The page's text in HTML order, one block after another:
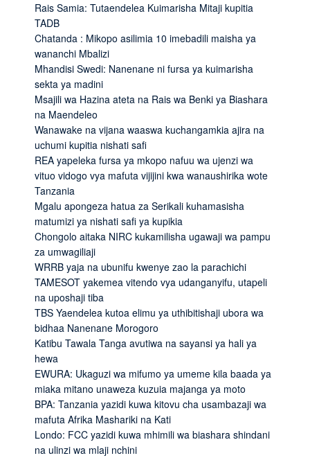
Rais Samia: Tutaendelea Kuimarisha Mitaji kupitia
TADB
Chatanda : Mikopo asilimia 10 imebadili maisha ya
wananchi Mbalizi
Mhandisi Swedi: Nanenane ni fursa ya kuimarisha
sekta ya madini
Msajili wa Hazina ateta na Rais wa Benki ya Biashara
na Maendeleo
Wanawake na vijana waaswa kuchangamkia ajira na
uchumi kupitia nishati safi
REA yapeleka fursa ya mkopo nafuu wa ujenzi wa
vituo vidogo vya mafuta vijijini kwa wanaushirika wote
Tanzania
Mgalu apongeza hatua za Serikali kuhamasisha
matumizi ya nishati safi ya kupikia
Chongolo aitaka NIRC kukamilisha ugawaji wa pampu
za umwagiliaji
WRRB yaja na ubunifu kwenye zao la parachichi
TAMESOT yakemea vitendo vya udanganyifu, utapeli
na uposhaji tiba
TBS Yaendelea kutoa elimu ya uthibitishaji ubora wa
bidhaa Nanenane Morogoro
Katibu Tawala Tanga avutiwa na sayansi ya hali ya
hewa
EWURA: Ukaguzi wa mifumo ya umeme kila baada ya
miaka mitano unaweza kuzuia majanga ya moto
BPA: Tanzania yazidi kuwa kitovu cha usambazaji wa
mafuta Afrika Mashariki na Kati
Londo: FCC yazidi kuwa mhimili wa biashara shindani
na ulinzi wa mlaji nchini